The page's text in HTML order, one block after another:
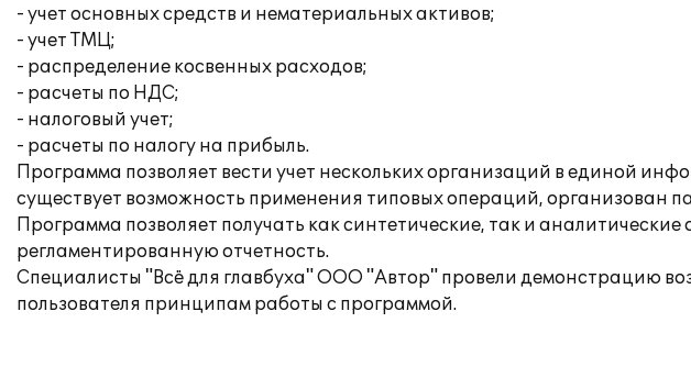
- учет основных средств и нематериальных активов;
- учет ТМЦ;
- распределение косвенных расходов;
- расчеты по НДС;
- налоговый учет;
- расчеты по налогу на прибыль.
Программа позволяет вести учет нескольких организаций в единой
существует возможность применения типовых операций, организован
Программа позволяет получать как синтетические, так и
регламентированную отчетность.
Специалисты "Всё для главбуха" ООО "Автор" провели демонстрацию
пользователя принципам работы с программой.